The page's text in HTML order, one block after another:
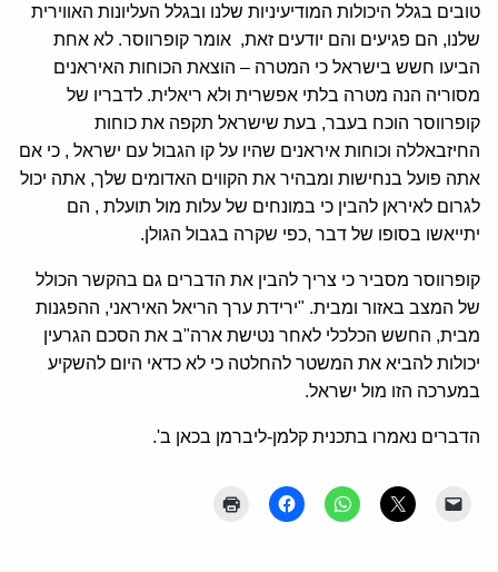
טובים בגלל היכולות המודיעיניות שלנו ובגלל העליונות האווירית
שלנו, הם פגיעים והם יודעים זאת, אומר קופרווסר. לא אחת
הביעו חשש בישראל כי המטרה – הוצאת הכוחות האיראנים
מסוריה הנה מטרה בלתי אפשרית ולא ריאלית. לדבריו של
קופרווסר הוכח בעבר, בעת שישראל תקפה את כוחות
החיזבאללה וכוחות איראנים שהיו על קו הגבול עם ישראל , כי אם
אתה פועל בנחישות ומבהיר את הקווים האדומים שלך, אתה יכול
לגרום לאיראן להבין כי במונחים של עלות מול תועלת , הם
יתייאשו בסופו של דבר ,כפי שקרה בגבול הגולן.
קופרווסר מסביר כי צריך להבין את הדברים גם בהקשר הכולל
של המצב באזור ומבית. "ירידת ערך הריאל האיראני, ההפגנות
מבית, החשש הכלכלי לאחר נטישת ארה"ב את הסכם הגרעין
יכולות להביא את המשטר להחלטה כי לא כדאי היום להשקיע
במערכה הזו מול ישראל.
הדברים נאמרו בתכנית קלמן-ליברמן בכאן ב'.